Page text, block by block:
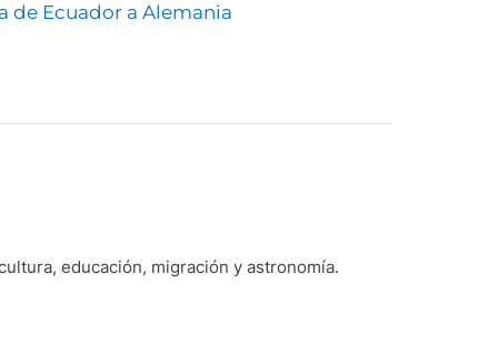
de Ecuador a Alemania
educación, migración y astronomía.